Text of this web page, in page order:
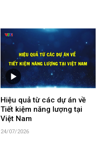
Hiệu quả từ các dự án về
Tiết kiệm năng lượng tại
Việt Nam
24/07/2026